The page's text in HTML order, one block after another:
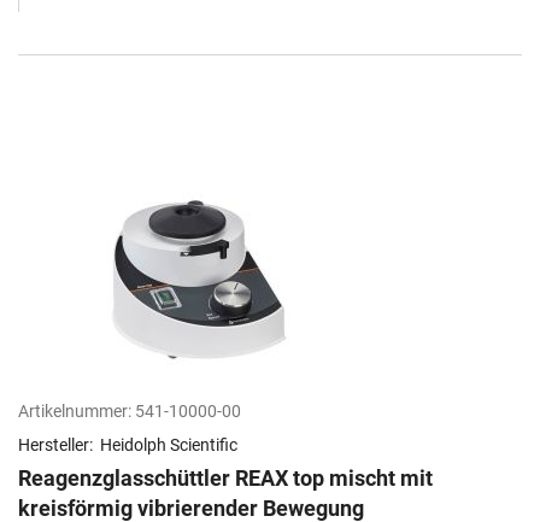
Artikelnummer: 541-10000-00
Hersteller: Heidolph Scientific
Reagenzglasschüttler REAX top mischt mit
kreisförmig vibrierender Bewegung